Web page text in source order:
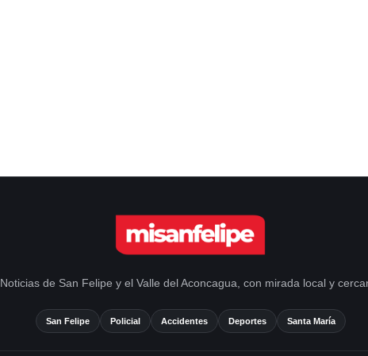
Noticias de San Felipe y el Valle del Aconcagua, con mirada local y
San Felipe Policial Accidentes Deportes Santa María